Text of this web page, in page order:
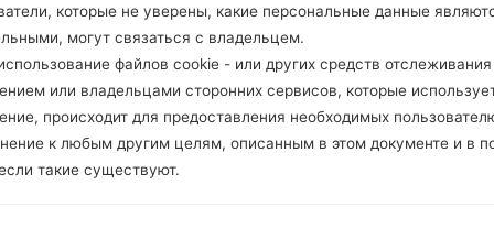
которые не уверены, какие персональные данные
могут связаться с владельцем.
файлов cookie - или других средств
или владельцами сторонних сервисов, которые
происходит для предоставления необходимых
к любым другим целям, описанным в этом документе и в
такие существуют.